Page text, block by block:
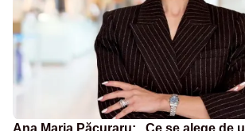
Ana Maria Păcuraru: „Ce se alege de